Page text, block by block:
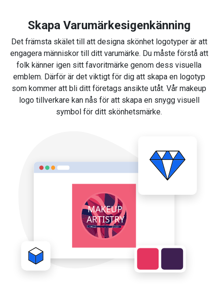
Skapa Varumärkesigenkänning
Det främsta skälet till att designa skönhet logotyper är att
engagera människor till ditt varumärke. Du måste förstå att
folk känner igen sitt favoritmärke genom dess visuella
emblem. Därför är det viktigt för dig att skapa en logotyp
som kommer att bli ditt företags ansikte utåt. Vår makeup
logo tillverkare kan nås för att skapa en snygg visuell
symbol för ditt skönhetsmärke.